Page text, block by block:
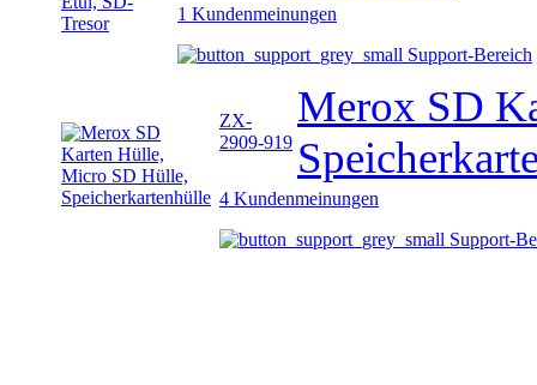
1 Kundenmeinungen
Support-Bereich
ZX-
2909-919
Merox SD
4 Kundenmeinungen
Support-